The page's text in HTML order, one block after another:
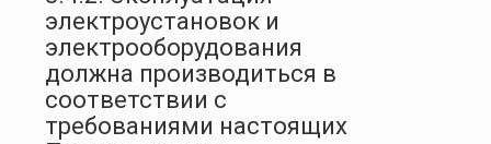
электроустановок и
электрооборудования
должна производиться в
соответствии с
требованиями настоящих